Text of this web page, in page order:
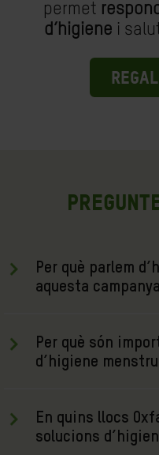
permet
d’higiene i
Per què parlem
aquesta
Per què són
d’higiene
En quins llocs
solucions